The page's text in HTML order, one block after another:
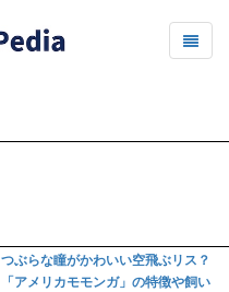
つぶらな瞳がかわいい空飛ぶリス？
「アメリカモモンガ」の特徴や飼い